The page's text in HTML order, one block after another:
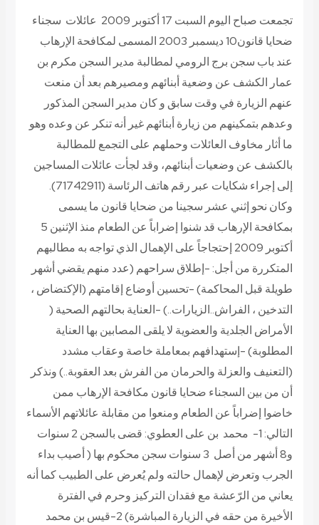
تجمعت صباح اليوم السبت 17 أكتوبر 2009 عائلات سجناء
ضحايا قانون10 ديسمبر 2003 المسمى لمكافحة الإرهاب
عند باب سجن برج الرومي لمطالبة مدير السجن مكرم بن
عمار الكشف عن وضعية أبنائهم ومصيرهم بعد أن منعت
عنهم الزيارة في وقت سابق و كان مدير السجن المذكور
وعدهم بتمكينهم من زيارة أبنائهم غير أنه تنكر عن وعده وهو
ما أثار مخاوف العائلات وحملهم على التجمع للمطالبة
بالكشف عن وضعيات أبنائهم، وقد لجأت عائلات المساجين
إلى إجراء شكايات عبر رقم هاتف الرئاسة (71742911).
وكان نحو إثني عشر سجينا من ضحايا قانون ما يسمى
بمكافحة الإرهاب قد شنوا إضراباً عن الطعام منذ الإثنين 5
أكتوبر 2009 إحتجاجاً على الإهمال الذي تواجه به مطالبهم
المتكررة من أجل: -إطلاق سراحهم (عدد منهم يقضي أشهر
طويلة قبل المحاكمة) -تحسين أوضاع إقامتهم (الإكتضاض ،
التدخين ، الفراش..الزيارات..) -العناية بحالتهم الصحية (
الأمراض الجلدية والعضوية لا يلقى المصابين بها العناية
المطلوبة) -إستهدافهم بمعاملة خاصة وعقاب مشدد
(التعنيف والعزلة والحرمان من الفرش بعد العقوبة..) ونذكر
أن من بين السجناء ضحايا قانون مكافحة الإرهاب ممن
خاضوا إضراباً عن الطعام ومنعوا من مقابلة عائلاتهم الأسماء
التالي: 1- محمد بن على العطوي: قضى بالسجن 2 سنوات
و8 أشهر من أصل 3 سنوات سجن محكوم بها ( أصيب بداء
الجرب وتعرض لإهمال حالته ولم يُعرض على الطبيب كما أنه
يعاني من الرّعشة مع فقدان التركيز وحرم في الفترة
الأخيرة من حقه في الزيارة المباشرة) 2-قيس بن محمد